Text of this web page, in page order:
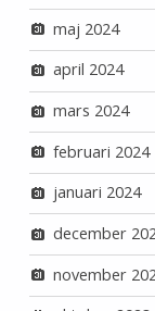
maj 2024
april 2024
mars 2024
februari 2024
januari 2024
december
november